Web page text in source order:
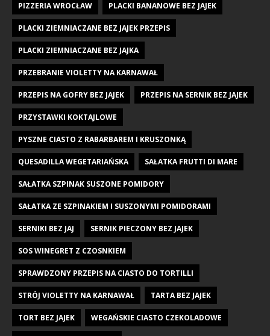
PIZZERIA WROCŁAW PLACKI BANANOWE BEZ JAJEK
PLACKI ZIEMNIACZANE BEZ JAJEK PRZEPIS
PLACKI ZIEMNIACZANE BEZ JAJKA
PRZEBRANIE VIOLETTY NA KARNAWAŁ
PRZEPIS NA GOFRY BEZ JAJEK PRZEPIS NA SERNIK BEZ JAJEK
PRZYSTAWKI KOKTAJLOWE
PYSZNE CIASTO Z RABARBAREM I KRUSZONKĄ
QUESADILLA WEGETARIAŃSKA SAŁATKA FRUTTI DI MARE
SAŁATKA SZPINAK SUSZONE POMIDORY
SAŁATKA ZE SZPINAKIEM I SUSZONYMI POMIDORAMI
SERNIKI BEZ JAJ SERNIK PIECZONY BEZ JAJEK
SOS WINEGRET Z CZOSNKIEM
SPRAWDZONY PRZEPIS NA CIASTO DO TORTILLI
STRÓJ VIOLETTY NA KARNAWAŁ TARTA BEZ JAJEK
TORT BEZ JAJEK WEGAŃSKIE CIASTO CZEKOLADOWE